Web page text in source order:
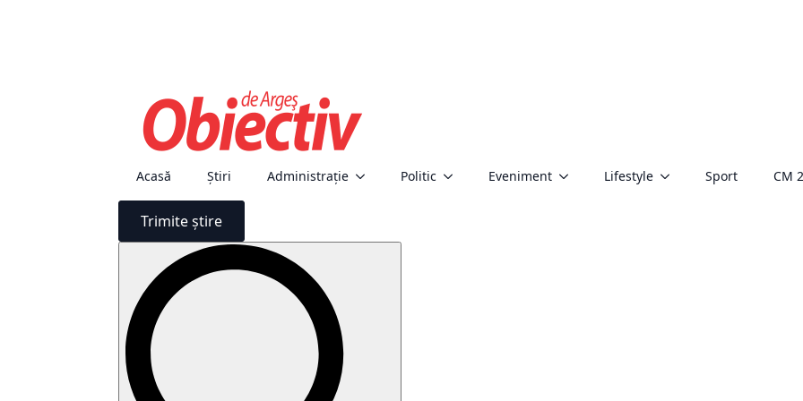
Acasă Știri Administraţie Politic Eveniment Lifestyle Sport CM
Trimite știre